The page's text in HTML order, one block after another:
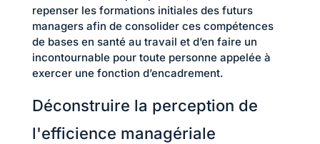
repenser les formations initiales des futurs
managers afin de consolider ces compétences
de bases en santé au travail et d’en faire un
incontournable pour toute personne appelée à
exercer une fonction d’encadrement.
Déconstruire la perception de
l'efficience managériale